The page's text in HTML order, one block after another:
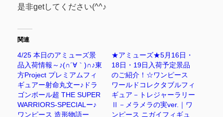
是非getしてください(^^♪
関連
4/25 本日のアミューズ景
品入荷情報～♪(∩´∀｀)∩♪東
方Project プレミアムフィ
ギュアー射命丸文ー♪ドラ
ゴンボール超 THE SUPER
WARRIORS-SPECIALー♪
ワンピース 造形物語ー
★アミューズ★5月16日・
18日・19日入荷予定景品
のご紹介！☆ワンピース
ワールドコレクタブルフィ
ギュア－トレジャーラリー
Ⅱ－メラメラの実ver.｜ワ
ンピース ニガイフィギュ